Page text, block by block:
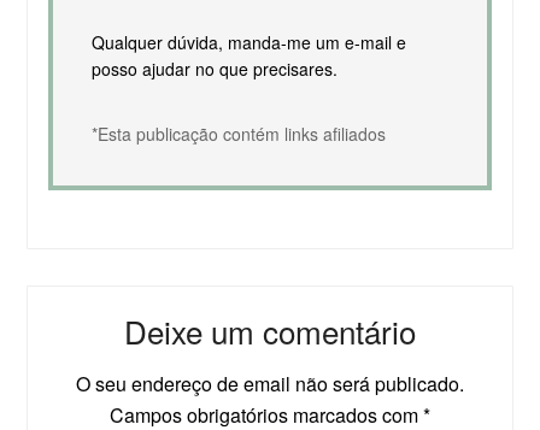
Qualquer dúvida, manda-me um e-mail e
posso ajudar no que precisares.
*Esta publicação contém links afiliados
Deixe um comentário
O seu endereço de email não será publicado.
Campos obrigatórios marcados com*